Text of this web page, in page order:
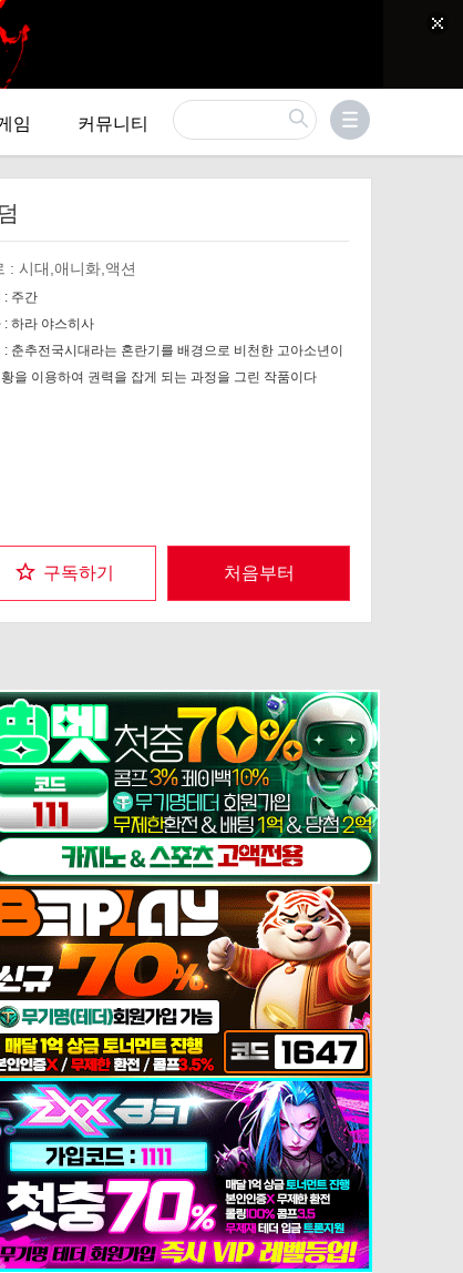
임 커뮤니티
구독하기 처음부터
: 시대,애니화,액션
: 주간
: 하라 야스히사
: 춘추전국시대라는 혼란기를 배경으로 비천한 고아소년이
을 이용하여 권력을 잡게 되는 과정을 그린 작품이다